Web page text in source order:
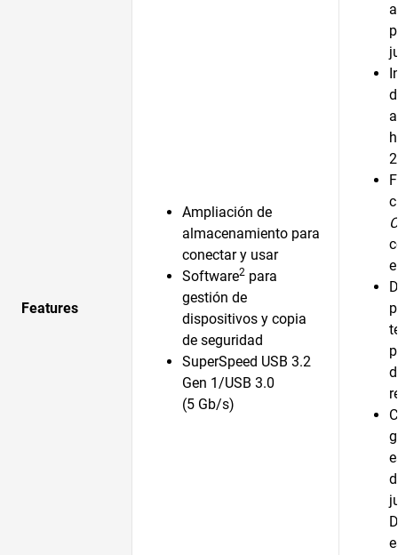
Features
Ampliación de
almacenamiento para
conectar y usar
Software2 para
gestión de
dispositivos y copia
de seguridad
SuperSpeed USB 3.2
Gen 1/USB 3.0
(5 Gb/s)